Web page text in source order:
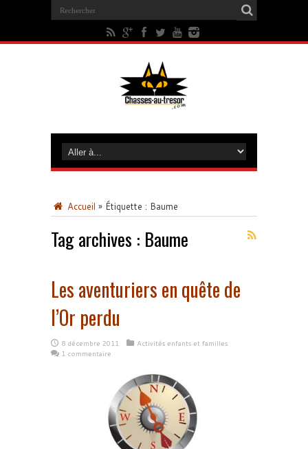
Accueil » Étiquette : Baume
Tag archives : Baume
Les aventuriers en quête de
l’Or perdu
8 décembre 2011
Activités enfants et familles
1 commentaire